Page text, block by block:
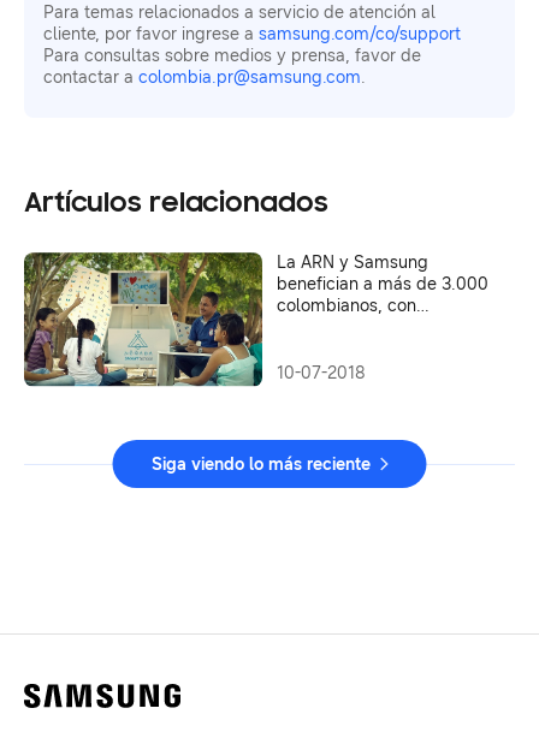
Para temas relacionados a servicio de atención al
cliente, por favor ingrese a samsung.com/co/support
Para consultas sobre medios y prensa, favor de
contactar a colombia.pr@samsung.com.
Artículos relacionados
La ARN y Samsung
benefician a más de 3.000
colombianos, con
reconciliación
10-07-2018
Siga viendo lo más reciente